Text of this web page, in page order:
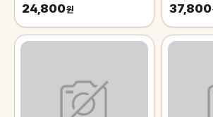
24,800원 37,800